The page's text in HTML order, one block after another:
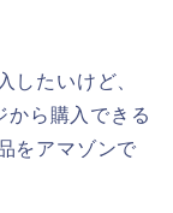
したいけど、
から購入できる
をアマゾンで